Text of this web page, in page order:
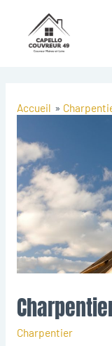
Accueil
Charpentier